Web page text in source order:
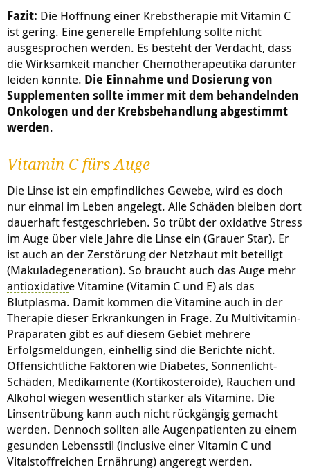
Fazit: Die Hoffnung einer Krebstherapie mit Vitamin C
ist gering. Eine generelle Empfehlung sollte nicht
ausgesprochen werden. Es besteht der Verdacht, dass
die Wirksamkeit mancher Chemotherapeutika darunter
leiden könnte. Die Einnahme und Dosierung von
Supplementen sollte immer mit dem behandelnden
Onkologen und der Krebsbehandlung abgestimmt
werden.
Vitamin C fürs Auge
Die Linse ist ein empfindliches Gewebe, wird es doch
nur einmal im Leben angelegt. Alle Schäden bleiben dort
dauerhaft festgeschrieben. So trübt der oxidative Stress
im Auge über viele Jahre die Linse ein (Grauer Star). Er
ist auch an der Zerstörung der Netzhaut mit beteiligt
(Makuladegeneration). So braucht auch das Auge mehr
antioxidative Vitamine (Vitamin C und E) als das
Blutplasma. Damit kommen die Vitamine auch in der
Therapie dieser Erkrankungen in Frage. Zu Multivitamin-
Präparaten gibt es auf diesem Gebiet mehrere
Erfolgsmeldungen, einhellig sind die Berichte nicht.
Offensichtliche Faktoren wie Diabetes, Sonnenlicht-
Schäden, Medikamente (Kortikosteroide), Rauchen und
Alkohol wiegen wesentlich stärker als Vitamine. Die
Linsentrübung kann auch nicht rückgängig gemacht
werden. Dennoch sollten alle Augenpatienten zu einem
gesunden Lebensstil (inclusive einer Vitamin C und
Vitalstoffreichen Ernährung) angeregt werden.